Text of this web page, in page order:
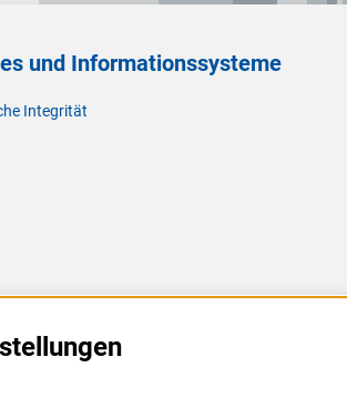
und Informationssysteme
Integrität